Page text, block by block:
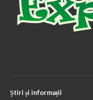
Știri și informații